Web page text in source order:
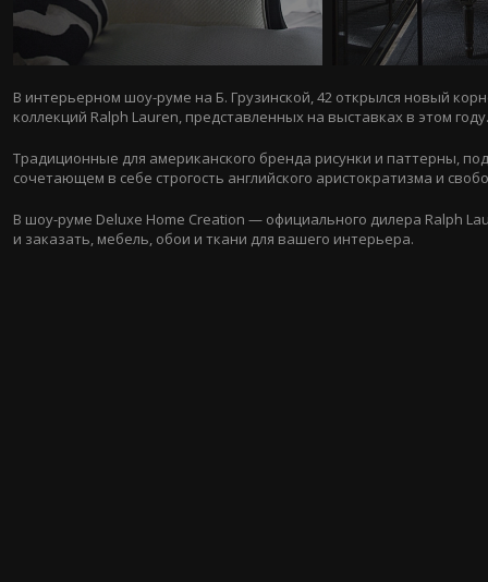
В интерьерном шоу-руме на Б. Грузинской, 42 открылся новый
коллекций Ralph Lauren, представленных на выставках в этом году.
Традиционные для американского бренда рисунки и паттерны,
сочетающем в себе строгость английского аристократизма и
В шоу-руме Deluxe Home Creation — официального дилера Ralph
и заказать, мебель, обои и ткани для вашего интерьера.